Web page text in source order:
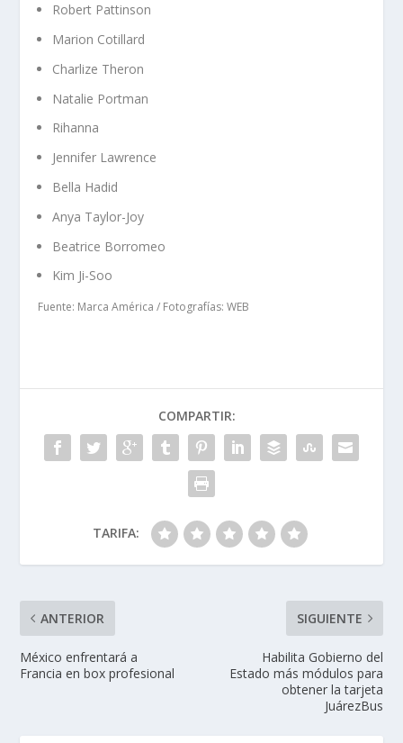
Robert Pattinson
Marion Cotillard
Charlize Theron
Natalie Portman
Rihanna
Jennifer Lawrence
Bella Hadid
Anya Taylor-Joy
Beatrice Borromeo
Kim Ji-Soo
Fuente: Marca América / Fotografías: WEB
COMPARTIR:
TARIFA:
ANTERIOR
México enfrentará a
Francia en box profesional
SIGUIENTE
Habilita Gobierno del
Estado más módulos para
obtener la tarjeta
JuárezBus